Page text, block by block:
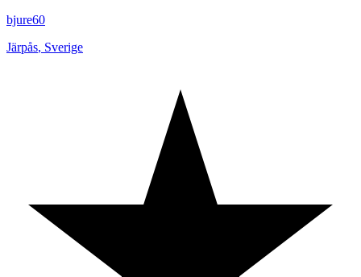
bjure60
Järpås, Sverige